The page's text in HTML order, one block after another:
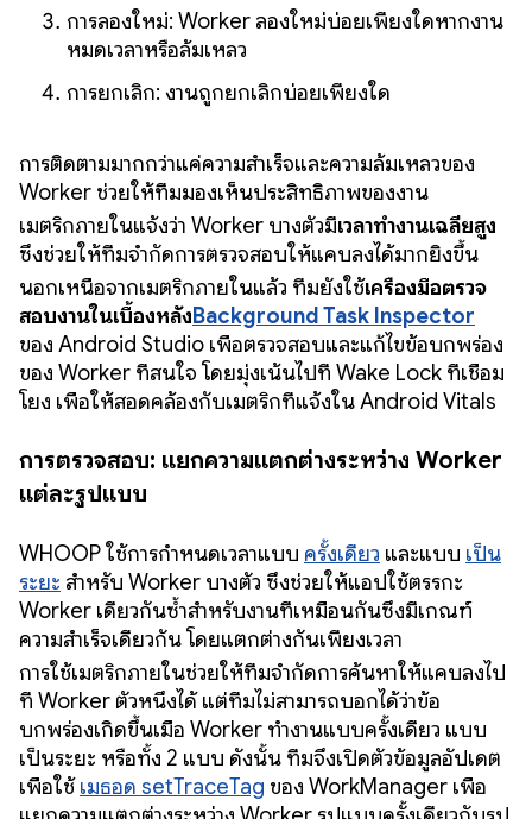
การลองใหม่: Worker ลองใหม่บ่อยเพียงใดหากงาน
หมดเวลาหรือล้มเหลว
การยกเลิก: งานถูกยกเลิกบ่อยเพียงใด
การติดตามมากกว่าแค่ความสำเร็จและความล้มเหลวของ
Worker ช่วยให้ทีมมองเห็นประสิทธิภาพของงาน
เมตริกภายในแจ้งว่า Worker บางตัวมีเวลาทำงานเฉลี่ยสูง
ซึ่งช่วยให้ทีมจำกัดการตรวจสอบให้แคบลงได้มากยิ่งขึ้น
นอกเหนือจากเมตริกภายในแล้ว ทีมยังใช้เครื่องมือตรวจ
สอบงานในเบื้องหลังBackground Task Inspector
ของ Android Studio เพื่อตรวจสอบและแก้ไขข้อบกพร่อง
ของ Worker ที่สนใจ โดยมุ่งเน้นไปที่ Wake Lock ที่เชื่อม
โยง เพื่อให้สอดคล้องกับเมตริกที่แจ้งใน Android Vitals
การตรวจสอบ: แยกความแตกต่างระหว่าง Worker
แต่ละรูปแบบ
WHOOP ใช้การกำหนดเวลาแบบ ครั้งเดียว และแบบ เป็น
ระยะ สำหรับ Worker บางตัว ซึ่งช่วยให้แอปใช้ตรรกะ
Worker เดียวกันซ้ำสำหรับงานที่เหมือนกันซึ่งมีเกณฑ์
ความสำเร็จเดียวกัน โดยแตกต่างกันเพียงเวลา
การใช้เมตริกภายในช่วยให้ทีมจำกัดการค้นหาให้แคบลงไป
ที่ Worker ตัวหนึ่งได้ แต่ทีมไม่สามารถบอกได้ว่าข้อ
บกพร่องเกิดขึ้นเมื่อ Worker ทำงานแบบครั้งเดียว แบบ
เป็นระยะ หรือทั้ง 2 แบบ ดังนั้น ทีมจึงเปิดตัวข้อมูลอัปเดต
เพื่อใช้เมธอด setTraceTag ของ WorkManager เพื่อ